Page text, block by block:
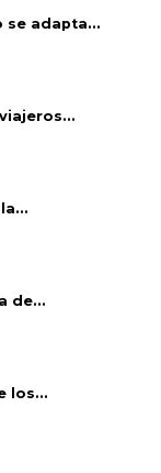
se adapta...
de...
los...